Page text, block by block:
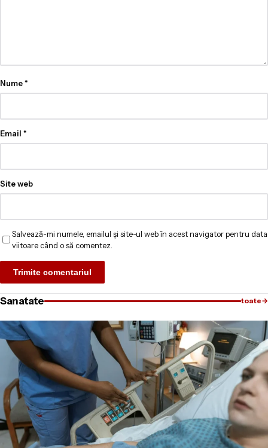
Nume*
Email *
Site web
Salvează-mi numele, emailul și site-ul web în acest navigator pentru data
viitoare când o să comentez.
Sanatate toate→